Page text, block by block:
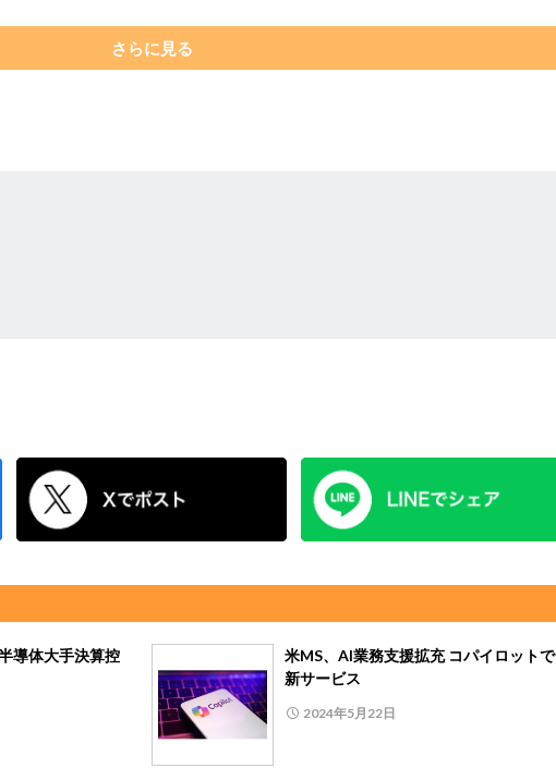
さらに見る
導体大手決算控
米MS、AI業務支援拡充 コパイロットで
新サービス
2024年5月22日